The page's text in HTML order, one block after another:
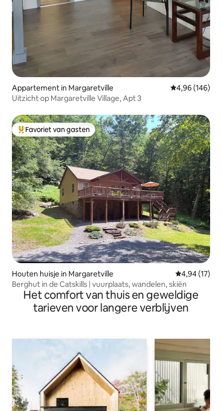
Appartement in Margaretville Gemiddelde
4,96 (146)
Uitzicht op Margaretville Village, Apt 3
Topfavoriet van gasten
Favoriet van gasten
Houten huisje in Margaretville Gemiddelde
4,94 (17)
Berghut in de Catskills | vuurplaats, wandelen, skiën
Het comfort van thuis en geweldige
tarieven voor langere verblijven